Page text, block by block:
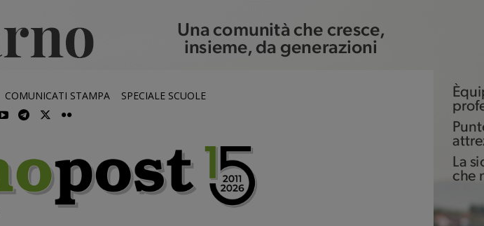
COMUNICATI STAMPA SPECIALE SCUOLE